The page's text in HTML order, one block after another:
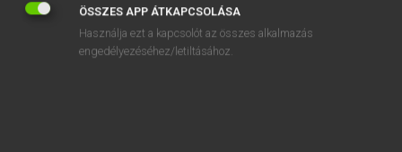
congélateur coffre ménager
ÖSSZES APP ÁTKAPCSOLÁSA
Használja ezt a kapcsolót az összes alkalmazás
engedélyezéséhez/letiltásához.